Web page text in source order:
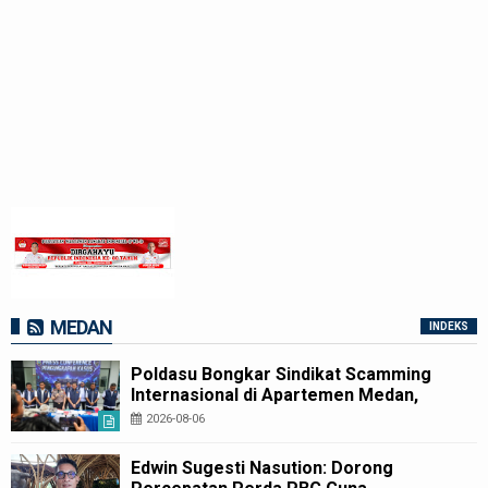
MEDAN INDEKS
Poldasu Bongkar Sindikat Scamming
Internasional di Apartemen Medan,
Korban Rugi Rp6,7 Miliar
2026-08-06
Edwin Sugesti Nasution: Dorong